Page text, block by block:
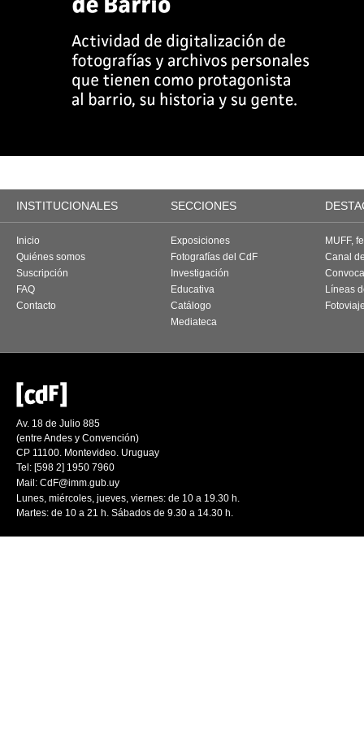
INSTITUCIONALES SECCIONES
Inicio
Quiénes somos
Suscripción
FAQ
Contacto
Exposiciones
Fotografías del CdF
Investigación
Educativa
Catálogo
Mediateca
MUFF,
Canal
Líneas
Av. 18 de Julio 885
(entre Andes y Convención)
CP 11100. Montevideo. Uruguay
Tel: [598 2] 1950 7960
Mail: CdF@imm.gub.uy
Lunes, miércoles, jueves, viernes: de 10 a 19.30 h.
Martes: de 10 a 21 h. Sábados de 9.30 a 14.30 h.